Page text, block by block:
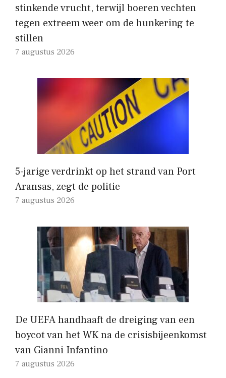
stinkende vrucht, terwijl boeren vechten
tegen extreem weer om de hunkering te
stillen
7 augustus 2026
5-jarige verdrinkt op het strand van Port
Aransas, zegt de politie
7 augustus 2026
De UEFA handhaaft de dreiging van een
boycot van het WK na de crisisbijeenkomst
van Gianni Infantino
7 augustus 2026